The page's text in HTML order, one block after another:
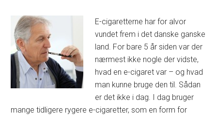
E-cigaretterne har for alvor
vundet frem i det danske ganske
land. For bare 5 år siden var der
nærmest ikke nogle der vidste,
hvad en e-cigaret var – og hvad
man kunne bruge den til. Sådan
er det ikke i dag. I dag bruger
mange tidligere rygere e-cigaretter, som en form for